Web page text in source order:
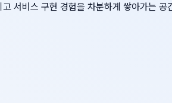
서비스 구현 경험을 차분하게 쌓아가는